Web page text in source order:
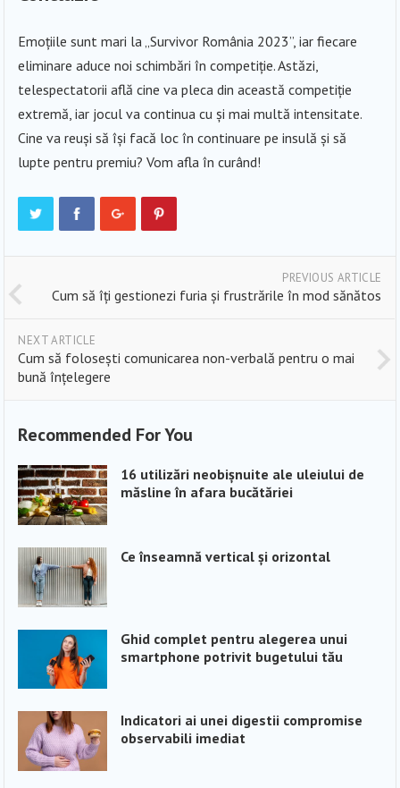
Emoțiile sunt mari la „Survivor România 2023”, iar fiecare
eliminare aduce noi schimbări în competiție. Astăzi,
telespectatorii află cine va pleca din această competiție
extremă, iar jocul va continua cu și mai multă intensitate.
Cine va reuși să își facă loc în continuare pe insulă și să
lupte pentru premiu? Vom afla în curând!
PREVIOUS ARTICLE
Cum să îți gestionezi furia și frustrările în mod sănătos
NEXT ARTICLE
Cum să folosești comunicarea non-verbală pentru o mai
bună înțelegere
Recommended For You
16 utilizări neobișnuite ale uleiului de
măsline în afara bucătăriei
Ce înseamnă vertical și orizontal
Ghid complet pentru alegerea unui
smartphone potrivit bugetului tău
Indicatori ai unei digestii compromise
observabili imediat